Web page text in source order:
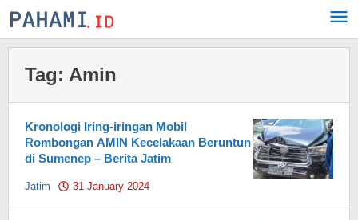
Skip
to
Tag: Amin
Kronologi Iring-iringan Mobil
Rombongan AMIN Kecelakaan Beruntun
di Sumenep – Berita Jatim
Jatim 31 January 2024